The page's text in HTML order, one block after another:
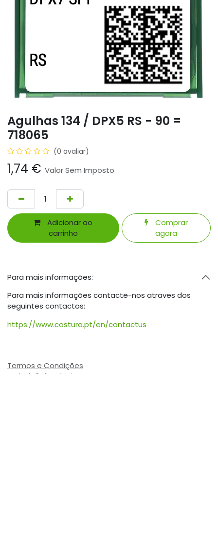
Agulhas 134 / DPX5 RS - 90 =
718065
(0 avaliar)
1,74 € Valor Sem Imposto
Adicionar ao
carrinho
Comprar
agora
Para mais informações:
Para mais informações contacte-nos atraves dos
seguintes contactos:
https://www.costura.pt/en/contactus
Termos e Condições
Envio: 1-3 dias úteis